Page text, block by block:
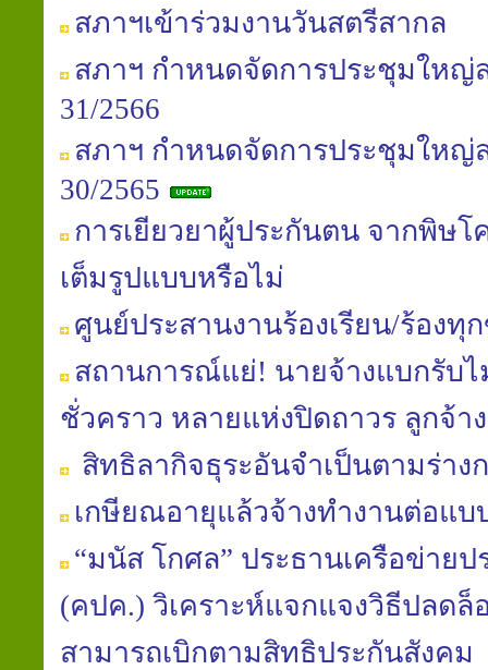
สภาฯเข้าร่วมงานวันสตรีสากล
สภาฯ กำหนดจัดการประชุมใหญ่
31/2566
สภาฯ กำหนดจัดการประชุมใหญ่
30/2565
การเยียวยาผู้ประกันตน จากพิษโ
เต็มรูปแบบหรือไม่
ศูนย์ประสานงานร้องเรียน/ร้องทุ
สถานการณ์แย่! นายจ้างแบกรับ
ชั่วคราว หลายแห่งปิดถาวร ลูกจ้า
สิทธิลากิจธุระอันจำเป็นตามร่า
เกษียณอายุแล้วจ้างทำงานต่อแบ
“มนัส โกศล” ประธานเครือข่าย
(คปค.) วิเคราะห์แจกแจงวิธีปลดล็
สามารถเบิกตามสิทธิประกันสังคม